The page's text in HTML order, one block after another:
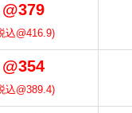
@379
込@416.9)
@354
込@389.4)